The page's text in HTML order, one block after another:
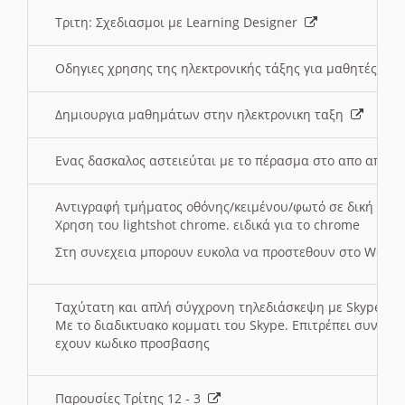
Τριτη: Σχεδιασμοι με Learning Designer
Οδηγιες χρησης της ηλεκτρονικής τάξης για μαθητές
Δημιουργια μαθημάτων στην ηλεκτρονικη ταξη
Ενας δασκαλος αστειεύται με το πέρασμα στο απο
Αντιγραφή τμήματος οθόνης/κειμένου/φωτό σε δική
Χρηση του lightshot chrome. ειδικά για το chrome
Στη συνεχεια μπορουν ευκολα να προστεθουν στο Word
Ταχύτατη και απλή σύγχρονη τηλεδιάσκεψη με Skype
Με το διαδικτυακο κομματι του Skype. Επιτρέπει
εχουν κωδικο προσβασης
Παρουσίες Τρίτης 12 - 3